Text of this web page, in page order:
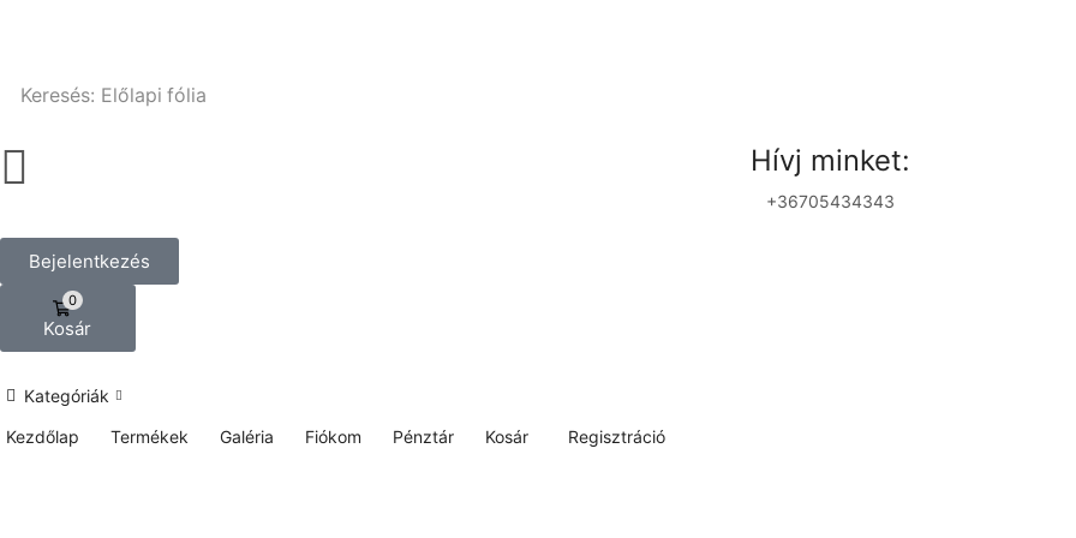
Keresés: Előlapi fólia
Hívj minket:
+36705434343
Bejelentkezés
0
Kosár
Kategóriák
Kezdőlap
Termékek Galéria Fiókom Pénztár Kosár Regisztráció